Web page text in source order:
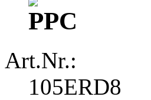
Art.Nr.:
105ERD8